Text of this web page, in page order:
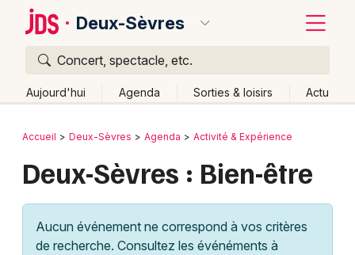
Deux-Sèvres
Concert, spectacle, etc.
Aujourd'hui Agenda Sorties & loisirs Actu
Publier un événement
Grands événements
Bordeaux
Lille
Retour
Accueil Deux-Sèvres Agenda Activité & Expérience
Deux-Sèvres : Bien-être
Aucun événement ne correspond à vos critères
de recherche. Consultez les événéments à
Quoi ?
Où ?
Près de moi
Changer de lieu
Quand ?
Ce week-end